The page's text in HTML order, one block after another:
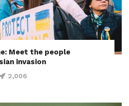
Meet the people
invasion
2,006